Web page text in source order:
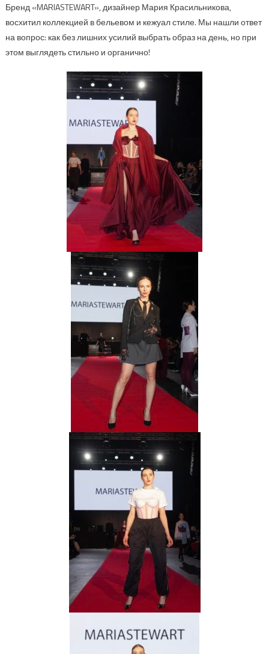
Бренд«MARIASTEWART»,дизайнерМария Красильникова,
восхитил коллекцией в бельевом и кежуалстиле. Мы нашли ответ
на вопрос: как без лишних усилий выбрать образ на день, но при
этом выглядеть стильно и органично!